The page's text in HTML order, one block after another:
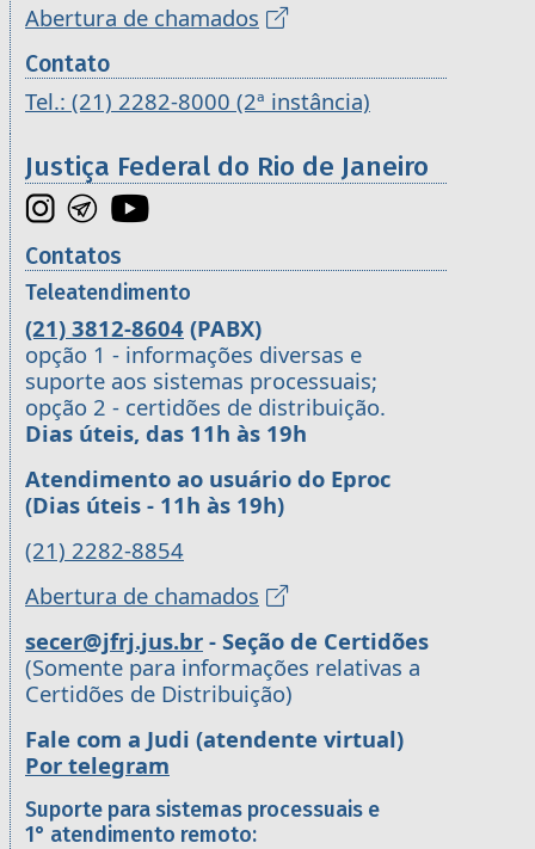
Abertura de chamados
Contato
Tel.: (21) 2282-8000 (2ª instância)
Justiça Federal do Rio de Janeiro
Contatos
Teleatendimento
(21) 3812-8604 (PABX)
opção 1 - informações diversas e
suporte aos sistemas processuais;
opção 2 - certidões de distribuição.
Dias úteis, das 11h às 19h
Atendimento ao usuário do Eproc
(Dias úteis - 11h às 19h)
(21) 2282-8854
Abertura de chamados
secer@jfrj.jus.br - Seção de Certidões
(Somente para informações relativas a
Certidões de Distribuição)
Fale com a Judi (atendente virtual)
Por telegram
Suporte para sistemas processuais e
1° atendimento remoto: